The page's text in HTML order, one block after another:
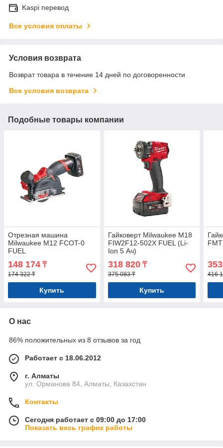
Kaspi перевод
Все условия оплаты
Условия возврата
Возврат товара в течение 14 дней по договоренности
Все условия возврата
Подобные товары компании
Отрезная машина
Milwaukee M12 FCOT-0
FUEL
148 174 ₸
174 322 ₸
Купить
Гайковерт Milwaukee M18
FIW2F12-502X FUEL (Li-
Ion 5 Ач)
318 820₸
375 083 ₸
Купить
416
О нас
86% положительных из 8 отзывов за год
Работает с 18.06.2012
г. Алматы
ул. Орманова 84, Алматы, Казахстан
Контакты
Сегодня работает с 09:00 до 17:00
Показать весь график работы